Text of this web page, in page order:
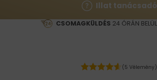
Illat tanácsadó
CSOMAGKÜLDÉS 24 ÓRÁN BELÜL
(5 Vélemény)